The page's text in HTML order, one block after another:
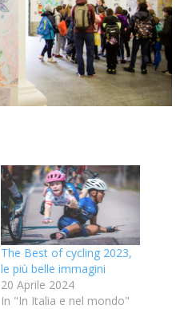
The Best of cycling 2023,
le più belle immagini
20 Aprile 2024
In "In Italia e nel mondo"